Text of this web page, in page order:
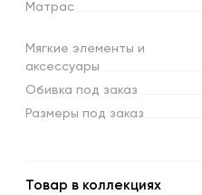
Матрас
Мягкие элементы и
аксессуары
Обивка под заказ
Размеры под заказ
Товар в коллекциях